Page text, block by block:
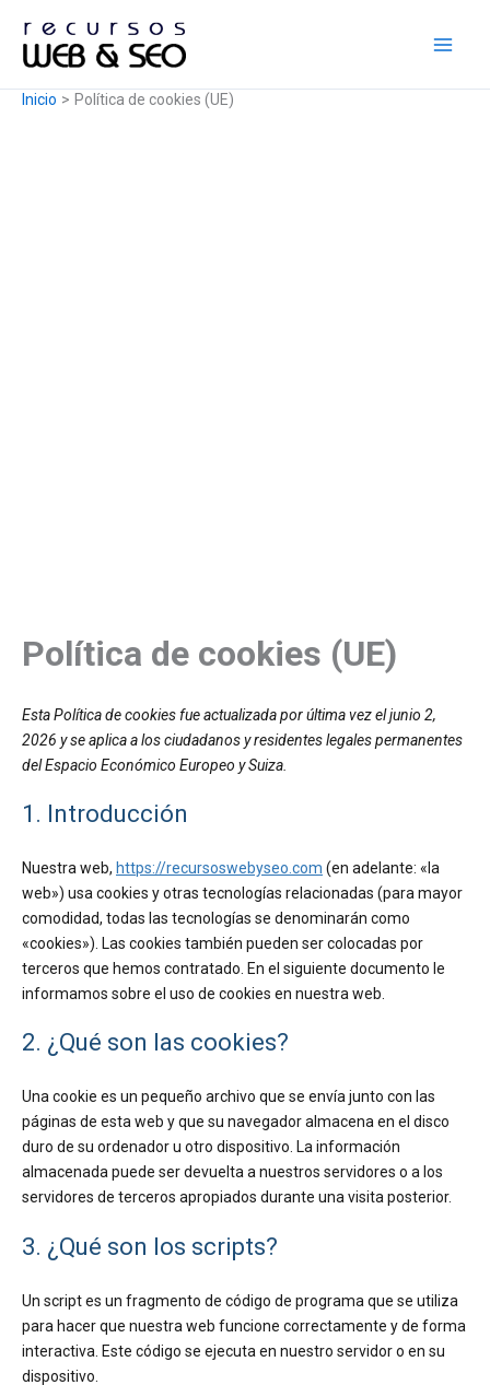
Inicio Política de cookies (UE)
Política de cookies (UE)
Esta Política de cookies fue actualizada por última vez el junio 2,
2026 y se aplica a los ciudadanos y residentes legales permanentes
del Espacio Económico Europeo y Suiza.
1. Introducción
Nuestra web, https://recursoswebyseo.com (en adelante: «la
web») usa cookies y otras tecnologías relacionadas (para mayor
comodidad, todas las tecnologías se denominarán como
«cookies»). Las cookies también pueden ser colocadas por
terceros que hemos contratado. En el siguiente documento le
informamos sobre el uso de cookies en nuestra web.
2. ¿Qué son las cookies?
Una cookie es un pequeño archivo que se envía junto con las
páginas de esta web y que su navegador almacena en el disco
duro de su ordenador u otro dispositivo. La información
almacenada puede ser devuelta a nuestros servidores o a los
servidores de terceros apropiados durante una visita posterior.
3. ¿Qué son los scripts?
Un script es un fragmento de código de programa que se utiliza
para hacer que nuestra web funcione correctamente y de forma
interactiva. Este código se ejecuta en nuestro servidor o en su
dispositivo.